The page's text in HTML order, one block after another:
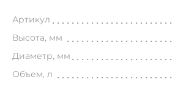
Артикул
Высота, мм
Диаметр, мм
Объем, л